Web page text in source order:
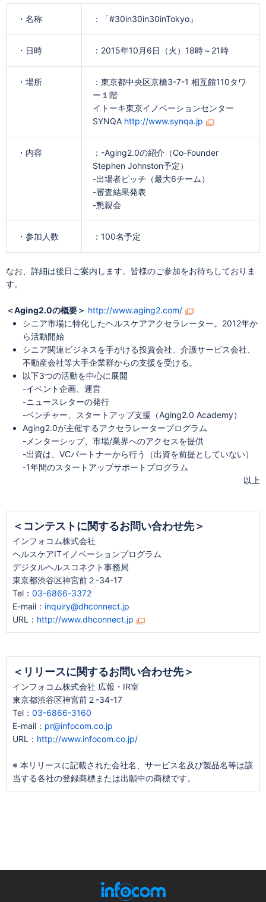
・名称 ：「#30in30in30inTokyo」
・日時 ：2015年10月6日（火）18時～21時
・場所
：東京都中央区京橋3-7-1 相互館110タワ
ー１階
イトーキ東京イノベーションセンター
SYNQA http://www.synqa.jp
・内容
：-Aging2.0の紹介（Co-Founder
Stephen Johnston予定）
-出場者ピッチ（最大6チーム）
-審査結果発表
-懇親会
・参加人数 ：100名予定
なお、詳細は後日ご案内します。皆様のご参加をお待ちしておりま
す。
＜Aging2.0の概要＞ http://www.aging2.com/
シニア市場に特化したヘルスケアアクセラレーター。2012年か
ら活動開始
シニア関連ビジネスを手がける投資会社、介護サービス会社、
不動産会社等大手企業群からの支援を受ける。
以下3つの活動を中心に展開
-イベント企画、運営
-ニュースレターの発行
-ベンチャー、スタートアップ支援（Aging2.0 Academy）
Aging2.0が主催するアクセラレータープログラム
-メンターシップ、市場/業界へのアクセスを提供
-出資は、VCパートナーから行う（出資を前提としていない）
-1年間のスタートアップサポートプログラム
以上
＜コンテストに関するお問い合わせ先＞
インフォコム株式会社
ヘルスケアITイノベーションプログラム
デジタルヘルスコネクト事務局
東京都渋谷区神宮前２-34-17
Tel： 03-6866-3372
E-mail： inquiry@dhconnect.jp
URL： http://www.dhconnect.jp
＜リリースに関するお問い合わせ先＞
インフォコム株式会社 広報・IR室
東京都渋谷区神宮前２-34-17
Tel： 03-6866-3160
E-mail： pr@infocom.co.jp
URL： http://www.infocom.co.jp/
※ 本リリースに記載された会社名、サービス名及び製品名等は該
当する各社の登録商標または出願中の商標です。